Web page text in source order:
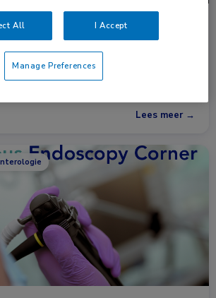
en laparoscopische Heller-
jaar follow-up even effectief bij
(PD) en laparoscopische Heller-
even effectief voor de behandeling van …
Lees meer →
All I Accept
Manage Preferences